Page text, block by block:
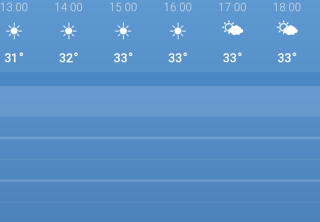
13:00
☀️
31°
14:00
☀️
32°
15:00
☀️
33°
16:00
☀️
33°
17:00
🌤️
33°
18:00
🌤️
33°